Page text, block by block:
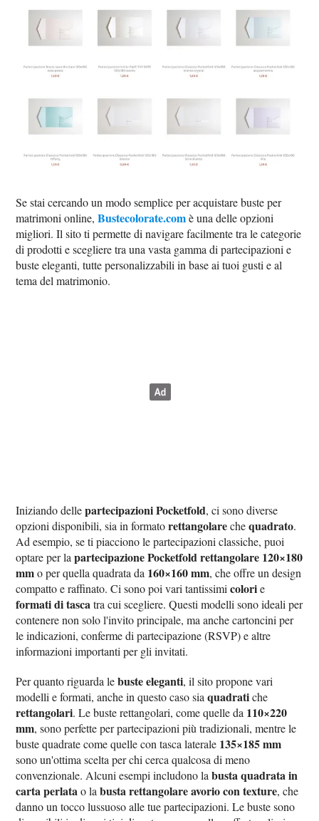
Se stai cercando un modo semplice per acquistare buste per
matrimoni online,Bustecolorate.comè una delle opzioni
migliori. Il sito ti permette di navigare facilmente tra le categorie
di prodotti e scegliere tra una vasta gamma di partecipazioni e
buste eleganti, tutte personalizzabili in base ai tuoi gusti e al
tema del matrimonio.
Iniziando dellepartecipazioni Pocketfold, ci sono diverse
opzioni disponibili, sia in formatorettangolarechequadrato.
Ad esempio, se ti piacciono le partecipazioni classiche, puoi
optare per lapartecipazione Pocketfold rettangolare 120×180
mmo per quella quadrata da 160×160 mm, che offre un design
compatto e raffinato. Ci sono poi vari tantissimicolorie
formati di tascatra cui scegliere. Questi modelli sono ideali per
contenere non solo l'invito principale, ma anche cartoncini per
le indicazioni, conferme di partecipazione (RSVP) e altre
informazioni importanti per gli invitati.
Per quanto riguarda lebuste eleganti, il sito propone vari
modelli e formati, anche in questo caso siaquadratiche
rettangolari. Le buste rettangolari, come quelle da 110×220
mm, sono perfette per partecipazioni più tradizionali, mentre le
buste quadrate come quelle con tasca laterale 135×185 mm
sono un'ottima scelta per chi cerca qualcosa di meno
convenzionale. Alcuni esempi includono labusta quadrata in
carta perlatao labusta rettangolare avorio con texture, che
danno un tocco lussuoso alle tue partecipazioni. Le buste sono